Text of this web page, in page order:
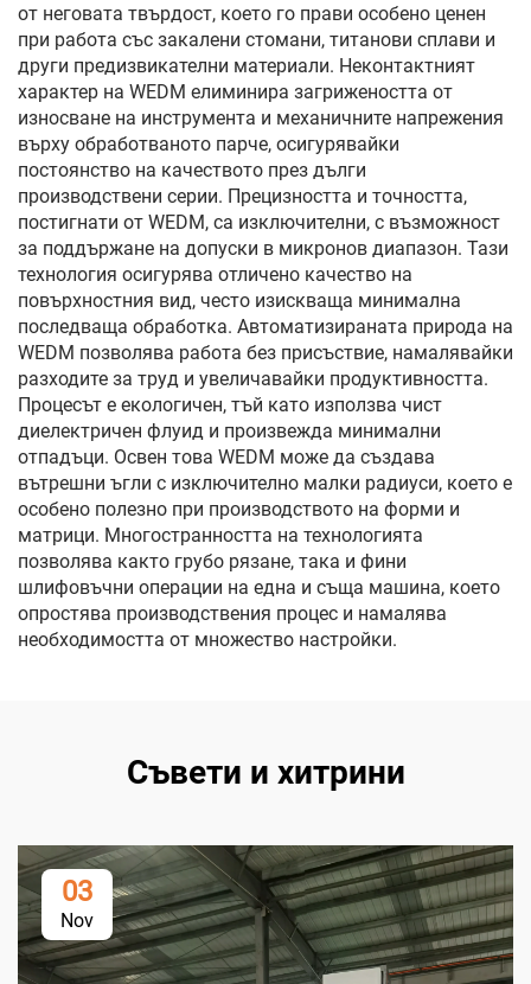
от неговата твърдост, което го прави особено ценен
при работа със закалени стомани, титанови сплави и
други предизвикателни материали. Неконтактният
характер на WEDM елиминира загрижеността от
износване на инструмента и механичните напрежения
върху обработваното парче, осигурявайки
постоянство на качеството през дълги
производствени серии. Прецизността и точността,
постигнати от WEDM, са изключителни, с възможност
за поддържане на допуски в микронов диапазон. Тази
технология осигурява отличено качество на
повърхностния вид, често изискваща минимална
последваща обработка. Автоматизираната природа на
WEDM позволява работа без присъствие, намалявайки
разходите за труд и увеличавайки продуктивността.
Процесът е екологичен, тъй като използва чист
диелектричен флуид и произвежда минимални
отпадъци. Освен това WEDM може да създава
вътрешни ъгли с изключително малки радиуси, което е
особено полезно при производството на форми и
матрици. Многостранността на технологията
позволява както грубо рязане, така и фини
шлифовъчни операции на една и съща машина, което
опростява производствения процес и намалява
необходимостта от множество настройки.
Съвети и хитрини
03
Nov